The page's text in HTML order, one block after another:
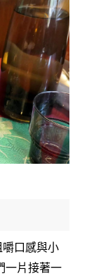
嚼口感與小
一片接著一